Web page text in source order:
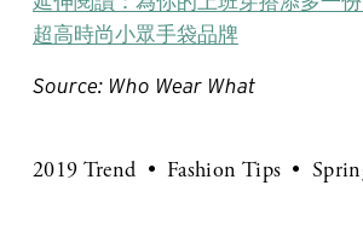
超高時尚小眾手袋品牌
Source: Who Wear What
2019 Trend Fashion Tips